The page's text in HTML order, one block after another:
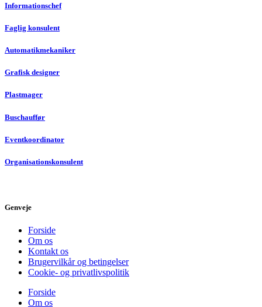
Informationschef
Faglig konsulent
Automatikmekaniker
Grafisk designer
Plastmager
Buschauffør
Eventkoordinator
Organisationskonsulent
Genveje
Forside
Om os
Kontakt os
Brugervilkår og betingelser
Cookie- og privatlivspolitik
Forside
Om os